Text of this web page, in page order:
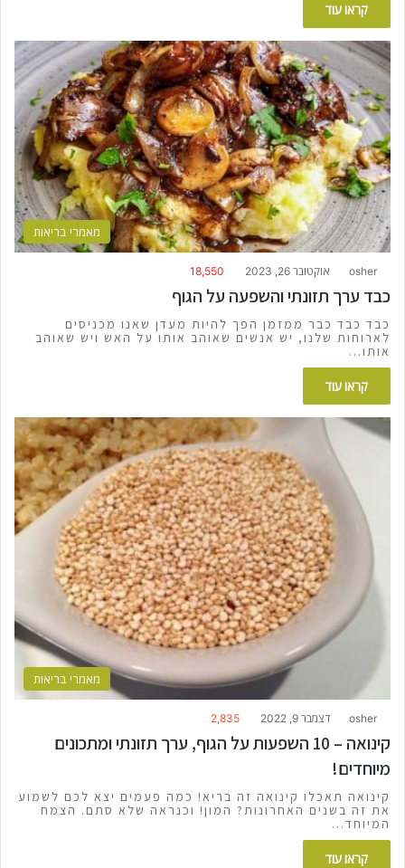
קראו עוד
מאמרי בריאות
osher אוקטובר 26, 2023 18,550
כבד ערך תזונתי והשפעה על הגוף
כבד כבד כבר ממזמן הפך להיות מעדן שאנו מכניסים
לארוחות שלנו, יש אנשים שאוהב אותו על האש ויש שאוהב
אותו…
קראו עוד
מאמרי בריאות
osher דצמבר 9, 2022 2,835
קינואה – 10 השפעות על הגוף, ערך תזונתי ומתכונים
מיוחדים!
קינואה תאכלו קינואה זה בריא! כמה פעמים יצא לכם לשמוע
את זה בשנים האחרונות? המון! וכנראה שלא סתם. הצמח
המיוחד…
קראו עוד